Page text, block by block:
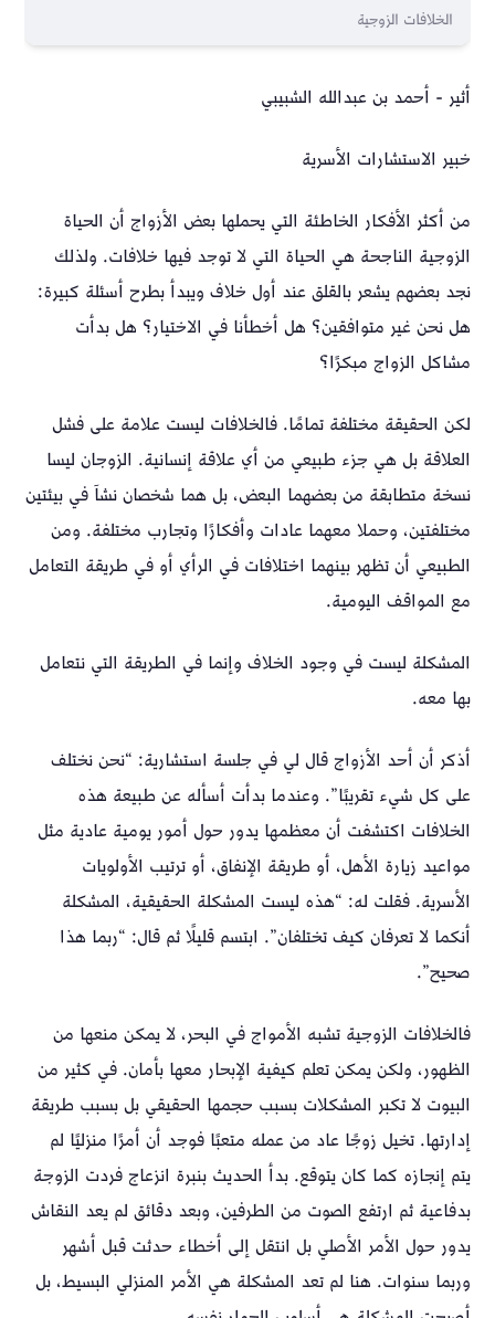
الخلافات الزوجية
أثير - أحمد بن عبدالله الشبيبي
خبير الاستشارات الأسرية
من أكثر الأفكار الخاطئة التي يحملها بعض الأزواج أن الحياة
الزوجية الناجحة هي الحياة التي لا توجد فيها خلافات. ولذلك
نجد بعضهم يشعر بالقلق عند أول خلاف ويبدأ بطرح أسئلة كبيرة:
هل نحن غير متوافقين؟ هل أخطأنا في الاختيار؟ هل بدأت
مشاكل الزواج مبكرًا؟
لكن الحقيقة مختلفة تمامًا. فالخلافات ليست علامة على فشل
العلاقة بل هي جزء طبيعي من أي علاقة إنسانية. الزوجان ليسا
نسخة متطابقة من بعضهما البعض، بل هما شخصان نشآ في بيئتين
مختلفتين، وحملا معهما عادات وأفكارًا وتجارب مختلفة. ومن
الطبيعي أن تظهر بينهما اختلافات في الرأي أو في طريقة التعامل
مع المواقف اليومية.
المشكلة ليست في وجود الخلاف وإنما في الطريقة التي نتعامل
بها معه.
أذكر أن أحد الأزواج قال لي في جلسة استشارية: “نحن نختلف
على كل شيء تقريبًا”. وعندما بدأت أسأله عن طبيعة هذه
الخلافات اكتشفت أن معظمها يدور حول أمور يومية عادية مثل
مواعيد زيارة الأهل، أو طريقة الإنفاق، أو ترتيب الأولويات
الأسرية. فقلت له: “هذه ليست المشكلة الحقيقية، المشكلة
أنكما لا تعرفان كيف تختلفان”. ابتسم قليلًا ثم قال: “ربما هذا
صحيح”.
فالخلافات الزوجية تشبه الأمواج في البحر، لا يمكن منعها من
الظهور، ولكن يمكن تعلم كيفية الإبحار معها بأمان. في كثير من
البيوت لا تكبر المشكلات بسبب حجمها الحقيقي بل بسبب طريقة
إدارتها. تخيل زوجًا عاد من عمله متعبًا فوجد أن أمرًا منزليًا لم
يتم إنجازه كما كان يتوقع. بدأ الحديث بنبرة انزعاج فردت الزوجة
بدفاعية ثم ارتفع الصوت من الطرفين، وبعد دقائق لم يعد النقاش
يدور حول الأمر الأصلي بل انتقل إلى أخطاء حدثت قبل أشهر
وربما سنوات. هنا لم تعد المشكلة هي الأمر المنزلي البسيط، بل